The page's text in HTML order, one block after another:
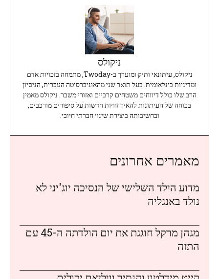
ניקולס
ניקולס, עיתונאי ותיק ומוערך ב-Twoday, מתמחה בזכויות אדם
ומדיניות בינלאומית. בעל תואר שני מהאוניברסיטה העברית, הניסיון
הרב שלו כולל דיווחים משטחים קרביים ואזורי משבר. ניקולס מאמין
בכוחה של העיתונות להאיר זוויות חדשות על סיפורים מורכבים,
ובחשיבותה ביצירת שינוי חברתי חיובי.
מאמרים אחרונים
מדוע הילד השלישי של הנסיכה יוג'יני לא
נולד באנגליה
מגהן מרקל חוגגת את יום הולדתה ה-45 עם
התזה